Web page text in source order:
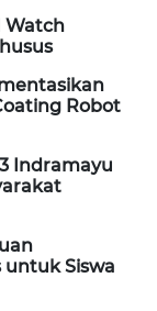
Watch
Robot
Indramayu
untuk Siswa